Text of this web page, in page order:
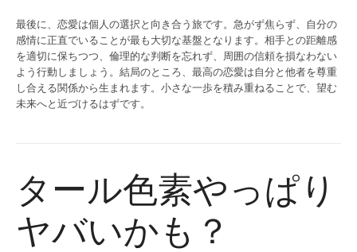
最後に、恋愛は個人の選択と向き合う旅です。急がず焦らず、自分の
感情に正直でいることが最も大切な基盤となります。相手との距離感
を適切に保ちつつ、倫理的な判断を忘れず、周囲の信頼を損なわない
よう行動しましょう。結局のところ、最高の恋愛は自分と他者を尊重
し合える関係から生まれます。小さな一歩を積み重ねることで、望む
未来へと近づけるはずです。
タール色素やっぱり
ヤバいかも？